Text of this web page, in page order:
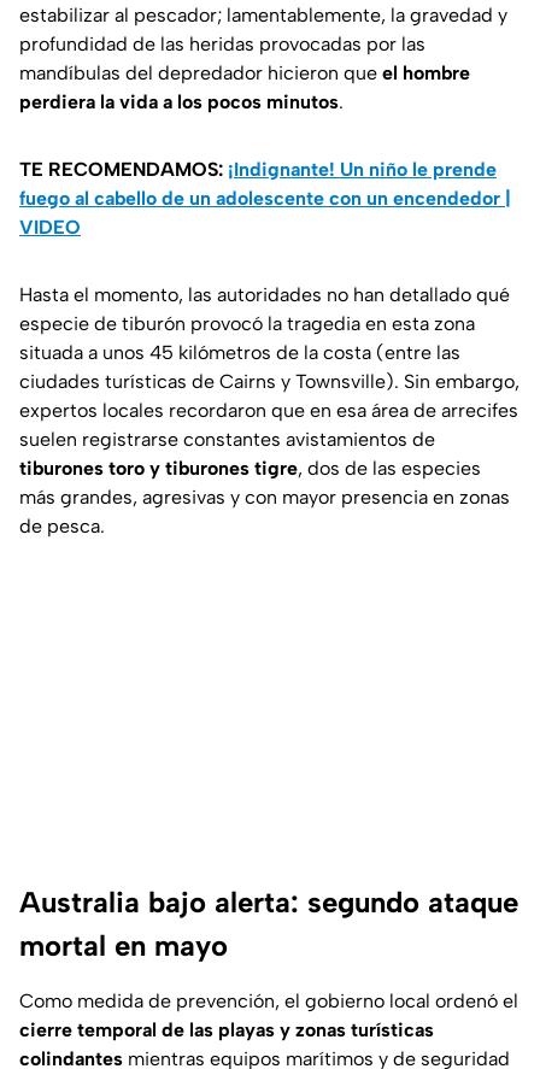
estabilizar al pescador; lamentablemente, la gravedad y
profundidad de las heridas provocadas por las
mandíbulas del depredador hicieron que el hombre
perdiera la vida a los pocos minutos.
TE RECOMENDAMOS: ¡Indignante! Un niño le prende
fuego al cabello de un adolescente con un encendedor |
VIDEO
Hasta el momento, las autoridades no han detallado qué
especie de tiburón provocó la tragedia en esta zona
situada a unos 45 kilómetros de la costa (entre las
ciudades turísticas de Cairns y Townsville). Sin embargo,
expertos locales recordaron que en esa área de arrecifes
suelen registrarse constantes avistamientos de
tiburones toro y tiburones tigre, dos de las especies
más grandes, agresivas y con mayor presencia en zonas
de pesca.
Australia bajo alerta: segundo ataque
mortal en mayo
Como medida de prevención, el gobierno local ordenó el
cierre temporal de las playas y zonas turísticas
colindantes mientras equipos marítimos y de seguridad